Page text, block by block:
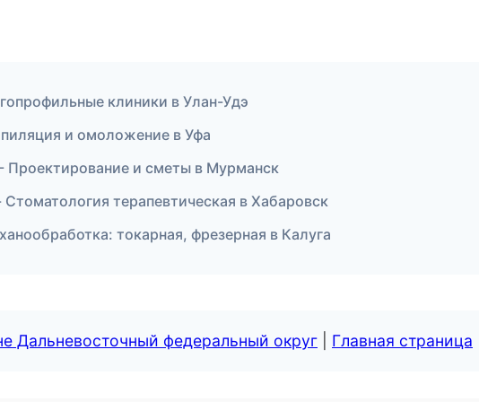
клиники в Улан-Удэ
и омоложение в Уфа
и сметы в Мурманск
терапевтическая в Хабаровск
токарная, фрезерная в Калуга
Дальневосточный федеральный округ Главная страница